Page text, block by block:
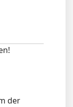
der